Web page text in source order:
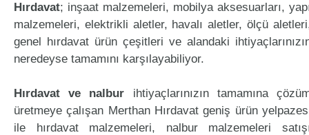
Hırdavat; inşaat malzemeleri, mobilya aksesuarları,
malzemeleri, elektrikli aletler, havalı aletler, ölçü
genel hırdavat ürün çeşitleri ve alandaki
neredeyse tamamını karşılayabiliyor.
Hırdavat ve nalbur ihtiyaçlarınızın tamamına
üretmeye çalışan Merthan Hırdavat geniş ürün
ile hırdavat malzemeleri, nalbur malzemeleri